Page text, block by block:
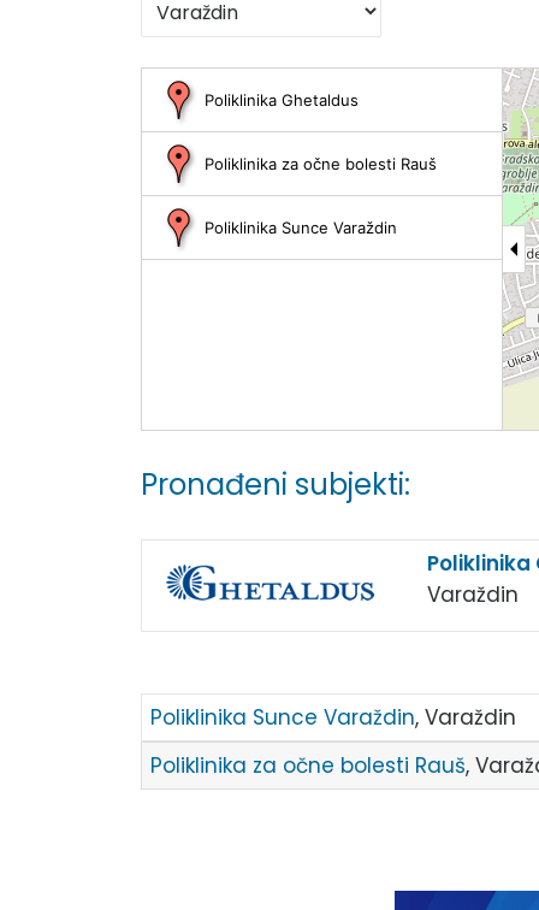
Poliklinika Ghetaldus
Poliklinika za očne bolesti Rauš
Poliklinika Sunce Varaždin
Pronađeni subjekti:
Varaždin
Poliklinika Sunce Varaždin, Varaždin
Poliklinika za očne bolesti Rauš,